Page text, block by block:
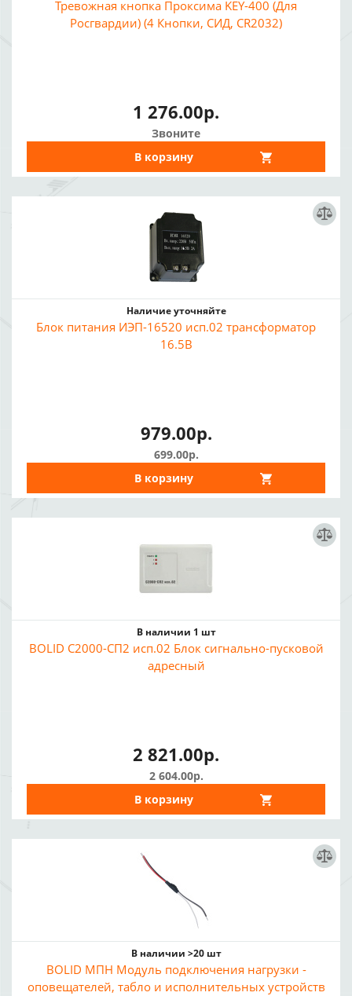
Тревожная кнопка Проксима KEY-400 (Для
Росгвардии) (4 Кнопки, СИД, CR2032)
1 276.00р.
Звоните
В корзину
Наличие уточняйте
Блок питания ИЭП-16520 исп.02 трансформатор
16.5В
979.00р.
699.00р.
В корзину
В наличии 1 шт
BOLID С2000-СП2 исп.02 Блок сигнально-пусковой
адресный
2 821.00р.
2 604.00р.
В корзину
В наличии >20 шт
BOLID МПН Модуль подключения нагрузки -
оповещателей, табло и исполнительных устройств